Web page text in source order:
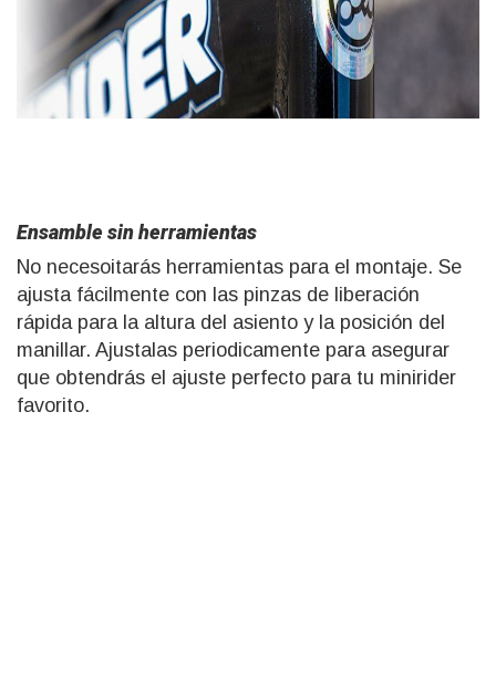
Ensamble sin herramientas
No necesoitarás herramientas para el montaje. Se
ajusta fácilmente con las pinzas de liberación
rápida para la altura del asiento y la posición del
manillar. Ajustalas periodicamente para asegurar
que obtendrás el ajuste perfecto para tu minirider
favorito.